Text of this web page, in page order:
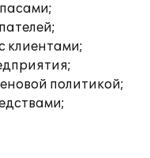
клиентами;
политикой;